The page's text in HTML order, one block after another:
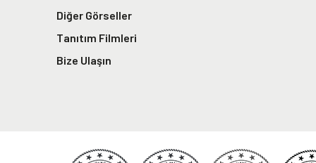
Diğer Görseller
Tanıtım Filmleri
Bize Ulaşın